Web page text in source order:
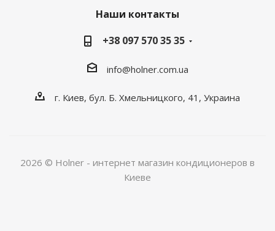
Наши контакты
+38 097 570 35 35
info@holner.com.ua
г. Киев, бул. Б. Хмельницкого, 41, Украина
2026 © Holner - интернет магазин кондиционеров в
Киеве